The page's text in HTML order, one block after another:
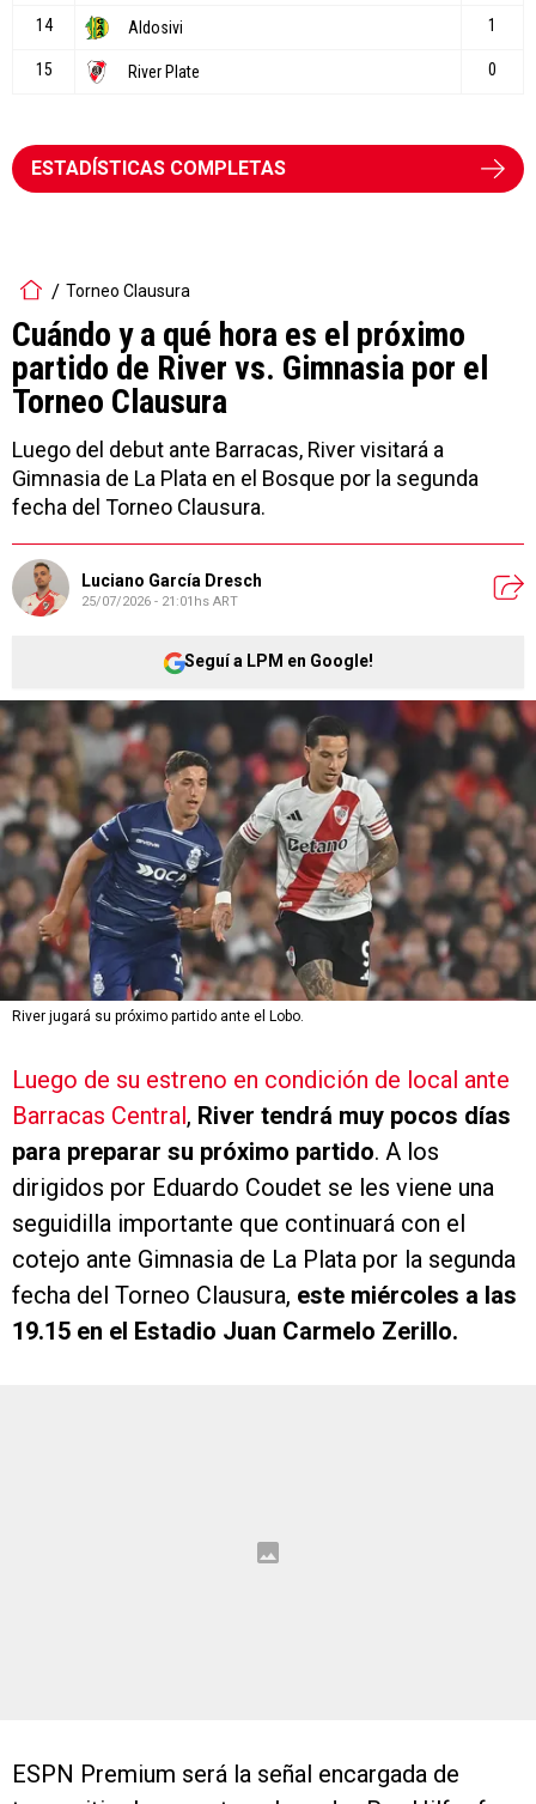
ESTADÍSTICAS COMPLETAS
Torneo Clausura
Cuándo y a qué hora es el próximo
partido de River vs. Gimnasia por el
Torneo Clausura
Luego del debut ante Barracas, River visitará a
Gimnasia de La Plata en el Bosque por la segunda
fecha del Torneo Clausura.
Luciano García Dresch
25/07/2026 - 21:01hs ART
Seguí a LPM en Google!
River jugará su próximo partido ante el Lobo.
Luego de su estreno en condición de local ante
Barracas Central , River tendrá muy pocos días
para preparar su próximo partido. A los
dirigidos por Eduardo Coudet se les viene una
seguidilla importante que continuará con el
cotejo ante Gimnasia de La Plata por la segunda
fecha del Torneo Clausura, este miércoles a las
19.15 en el Estadio Juan Carmelo Zerillo.
ESPN Premium será la señal encargada de